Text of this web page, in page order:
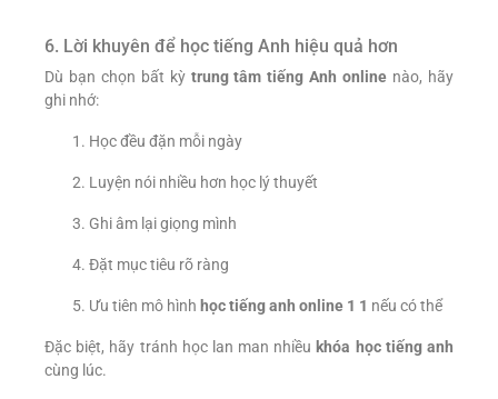
6. Lời khuyên để học tiếng Anh hiệu quả hơn
Dù bạn chọn bất kỳ trung tâm tiếng Anh online nào, hãy
ghi nhớ:
Học đều đặn mỗi ngày
Luyện nói nhiều hơn học lý thuyết
Ghi âm lại giọng mình
Đặt mục tiêu rõ ràng
Ưu tiên mô hình học tiếng anh online 1 1 nếu có thể
Đặc biệt, hãy tránh học lan man nhiều khóa học tiếng anh
cùng lúc.